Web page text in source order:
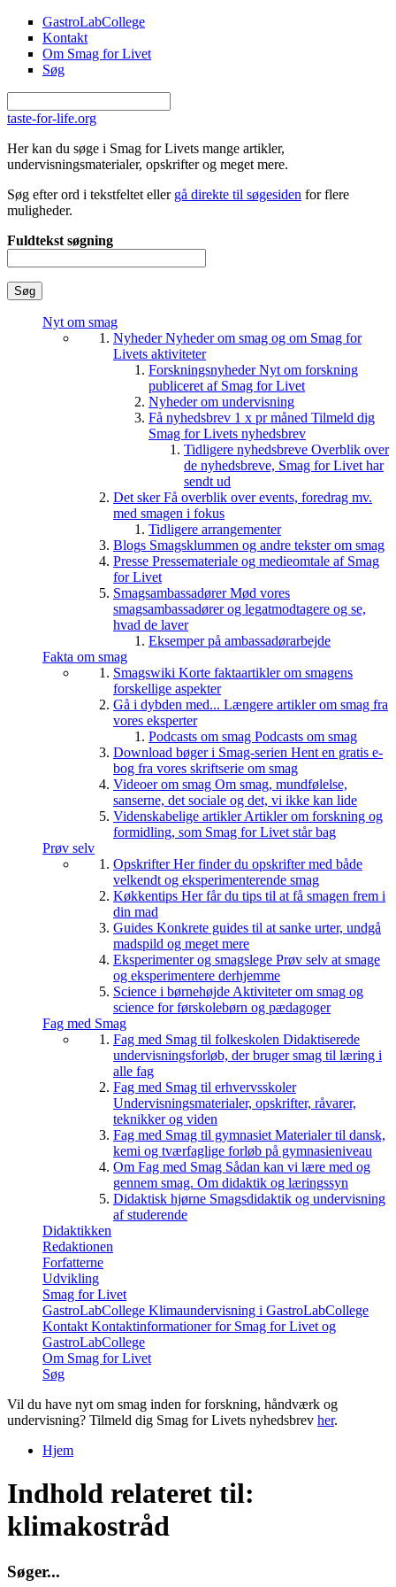
Gå til hovedindhold
GastroLabCollege
Kontakt
Om Smag for Livet
Søg
taste-for-life.org
Her kan du søge i Smag for Livets mange artikler,
undervisningsmaterialer, opskrifter og meget mere.
Søg efter ord i tekstfeltet eller gå direkte til søgesiden for flere
muligheder.
Fuldtekst søgning
Nyt om smag
NyhederNyheder om smag og om Smag for
Livets aktiviteter
ForskningsnyhederNyt om forskning
publiceret af Smag for Livet
Nyheder om undervisning
Få nyhedsbrev 1 x pr måned Tilmeld dig
Smag for Livets nyhedsbrev
Tidligere nyhedsbreve Overblik over
de nyhedsbreve, Smag for Livet har
sendt ud
Det skerFå overblik over events, foredrag mv.
med smagen i fokus
Tidligere arrangementer
Blogs Smagsklummen og andre tekster om smag
Presse Pressemateriale og medieomtale af Smag
for Livet
SmagsambassadørerMød vores
smagsambassadører og legatmodtagere og se,
hvad de laver
Eksemper på ambassadørarbejde
Fakta om smag
Smagswiki Korte faktaartikler om smagens
forskellige aspekter
Gå i dybden med... Længere artikler om smag fra
vores eksperter
Podcasts om smag Podcasts om smag
Download bøger i Smag-serien Hent en gratis e-
bog fra vores skriftserie om smag
Videoer om smag Om smag, mundfølelse,
sanserne, det sociale og det, vi ikke kan lide
Videnskabelige artiklerArtikler om forskning og
formidling, som Smag for Livet står bag
Prøv selv
OpskrifterHer finder du opskrifter med både
velkendt og eksperimenterende smag
Køkkentips Her får du tips til at få smagen frem i
din mad
Guides Konkrete guides til at sanke urter, undgå
madspild og meget mere
Eksperimenter og smagslege Prøv selv at smage
og eksperimentere derhjemme
Science i børnehøjde Aktiviteter om smag og
science for førskolebørn og pædagoger
Fag med Smag
Fag med Smag til folkeskolen Didaktiserede
undervisningsforløb, der bruger smag til læring i
alle fag
Fag med Smag til erhvervsskoler
Undervisningsmaterialer, opskrifter, råvarer,
teknikker og viden
Fag med Smag til gymnasiet Materialer til dansk,
kemi og tværfaglige forløb på gymnasieniveau
Om Fag med Smag Sådan kan vi lære med og
gennem smag. Om didaktik og læringssyn
Didaktisk hjørne Smagsdidaktik og undervisning
af studerende
Didaktikken
Redaktionen
Forfatterne
Udvikling
Smag for Livet
GastroLabCollege Klimaundervisning i GastroLabCollege
Kontakt Kontaktinformationer for Smag for Livet og
GastroLabCollege
Om Smag for Livet
Søg
Vil du have nyt om smag inden for forskning, håndværk og
undervisning? Tilmeld dig Smag for Livets nyhedsbrev her.
Hjem
Indhold relateret til:
klimakostråd
Søger...